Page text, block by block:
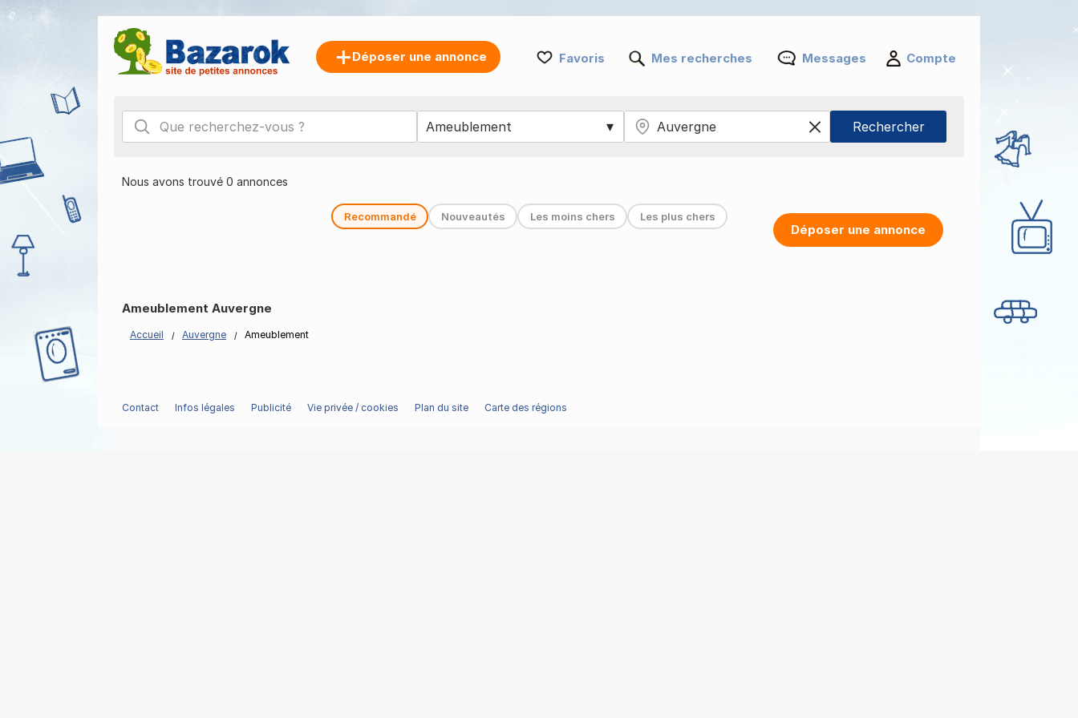
Déposer une annonce Favoris Mes recherches Messages Compte
Nous avons trouvé 0 annonces
Recommandé Nouveautés Les moins chers Les plus chers
Ameublement Auvergne
Accueil Auvergne Ameublement
Déposer une annonce
Contact Infos légales Publicité Vie privée / cookies Plan du site Carte des régions